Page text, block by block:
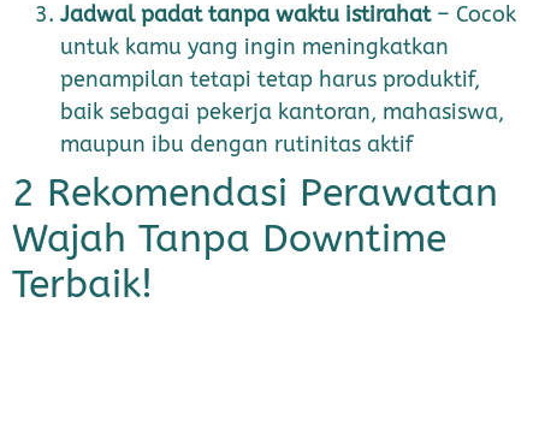
Jadwal padat tanpa waktu istirahat– Cocok
untuk kamu yang ingin meningkatkan
penampilan tetapi tetap harus produktif,
baik sebagai pekerja kantoran, mahasiswa,
maupun ibu dengan rutinitas aktif
2 Rekomendasi Perawatan
Wajah Tanpa Downtime
Terbaik!